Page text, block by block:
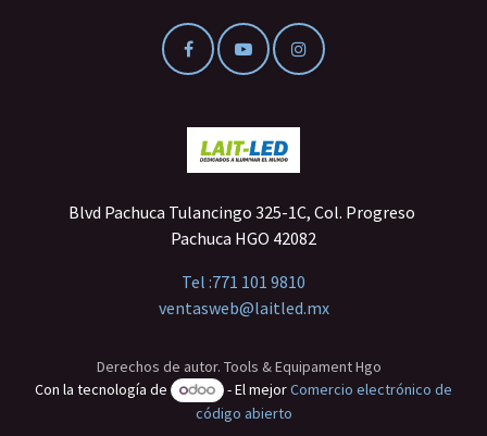
Blvd Pachuca Tulancingo 325-1C, Col. Progreso
Pachuca HGO 42082
Tel :771 101 9810
ventasweb@laitled.mx
Derechos de autor. Tools & Equipament Hgo
Con la tecnología de
- El mejorComercio electrónico de
código abierto